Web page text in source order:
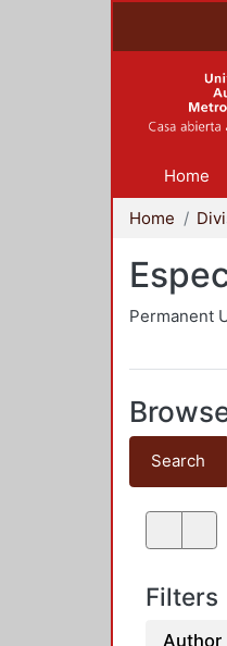
Home
Home
Permanent
Search
Filters
Author